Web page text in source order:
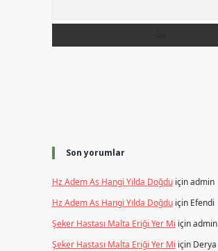
Son yorumlar
Hz Adem As Hangi Yılda Doğduiçinadmin
Hz Adem As Hangi Yılda Doğduiçin Efendi
Şeker Hastası Malta Eriği Yer Mi içinadmin
Şeker Hastası Malta Eriği Yer Mi için Derya